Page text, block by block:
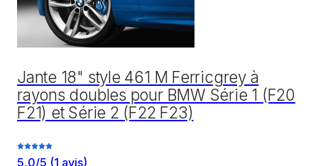
Jante 18" style 461 M Ferricgrey à
rayons doubles pour BMW Série 1 (F20
F21) et Série 2 (F22 F23)
5,0/5 (1 avis)